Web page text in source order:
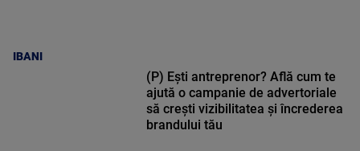
IBANI
(P) Ești antreprenor? Află cum te
ajută o campanie de advertoriale
să crești vizibilitatea și încrederea
brandului tău